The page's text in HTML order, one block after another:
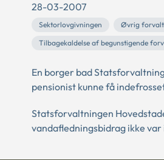
28-03-2007
Sektorlovgivningen Øvrig
Tilbagekaldelse af begunstigende
En borger bad
pensionist kunne få
Statsforvaltningen
vandafledningsbidrag ikke